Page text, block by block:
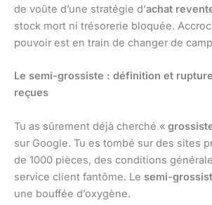
de voûte d’une stratégie d’achat
stock mort ni trésorerie bloquée.
pouvoir est en train de changer de
Le semi-grossiste : définition et
reçues
Tu as sûrement déjà cherché «
sur Google. Tu es tombé sur des sites
de 1000 pièces, des conditions
service client fantôme. Le semi-
une bouffée d’oxygène.